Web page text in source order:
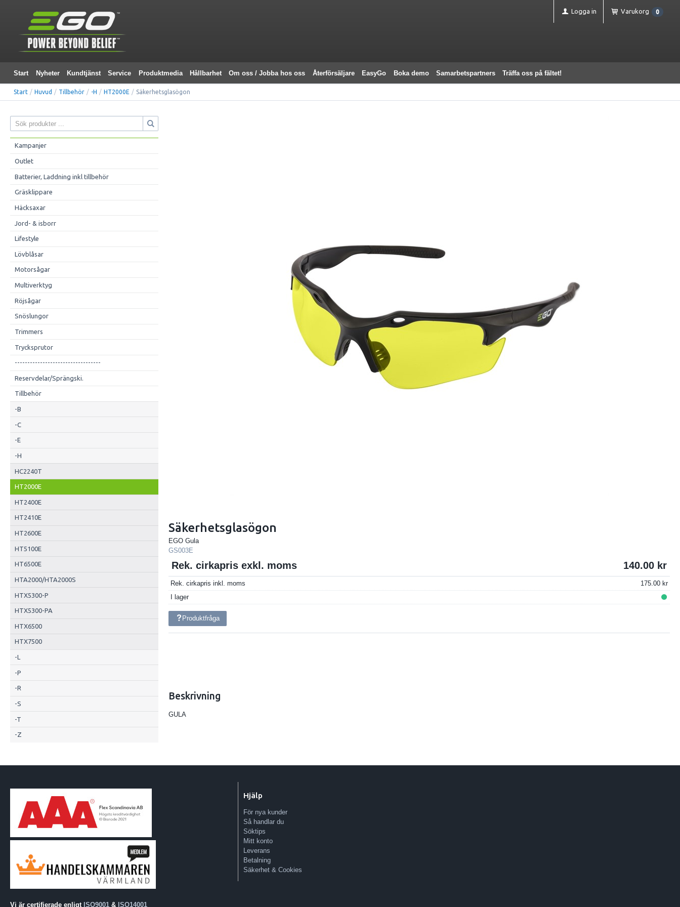
Logga in Varukorg 0
Start Nyheter Kundtjänst Service Produktmedia Hållbarhet Om oss / Jobba hos oss Återförsäljare EasyGo Boka demo Samarbetspartners Träffa oss på fältet!
Start / Huvud / Tillbehör / -H / HT2000E / Säkerhetsglasögon
Kampanjer
Outlet
Batterier, Laddning inkl tillbehör
Gräsklippare
Häcksaxar
Jord- & isborr
Lifestyle
Lövblåsar
Motorsågar
Multiverktyg
Röjsågar
Snöslungor
Trimmers
Trycksprutor
----------------------------------
Reservdelar/Sprängski.
Tillbehör
-B
-C
-E
-H
HC2240T
HT2000E
HT2400E
HT2410E
HT2600E
HT5100E
HT6500E
HTA2000/HTA2000S
HTX5300-P
HTX5300-PA
HTX6500
HTX7500
-L
-P
-R
-S
-T
-Z
Säkerhetsglasögon
EGO Gula
GS003E
Rek. cirkapris exkl. moms 140.00
Rek. cirkapris inkl. moms
175.00
I lager
Produktfråga
Beskrivning
GULA
Vi är certifierade enligt ISO9001 & ISO14001
Hjälp
För nya kunder
Så handlar du
Söktips
Mitt konto
Leverans
Betalning
Säkerhet & Cookies